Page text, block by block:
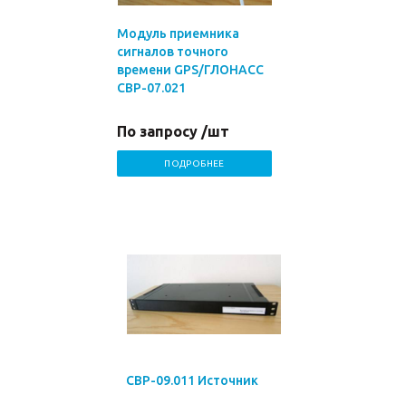
Модуль приемника
сигналов точного
времени GPS/ГЛОНАСС
СВР-07.021
По запросу /шт
ПОДРОБНЕЕ
СВР-09.011 Источник